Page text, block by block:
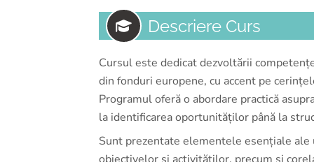
Descriere Curs
Cursul este dedicat dezvoltării
din fonduri europene, cu accent pe
Programul oferă o abordare practică
la identificarea oportunităților până la
Sunt prezentate elementele esențiale